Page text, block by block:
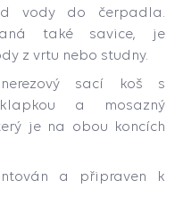
vody do čerpadla.
také savice, je
z vrtu nebo studny.
sací koš s
a mosazný
je na obou koncích
a připraven k